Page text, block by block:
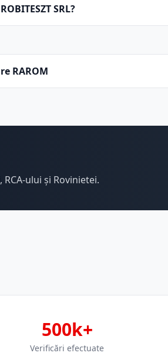
SRL?
RAROM
ului și Rovinietei.
500k+
Verificări efectuate